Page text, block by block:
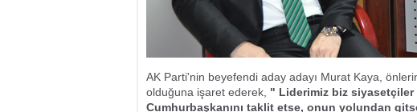
AK Parti'nin beyefendi aday adayı Murat Kaya,
olduğuna işaret ederek, " Liderimiz biz
Cumhurbaşkanını taklit etse, onun yolundan